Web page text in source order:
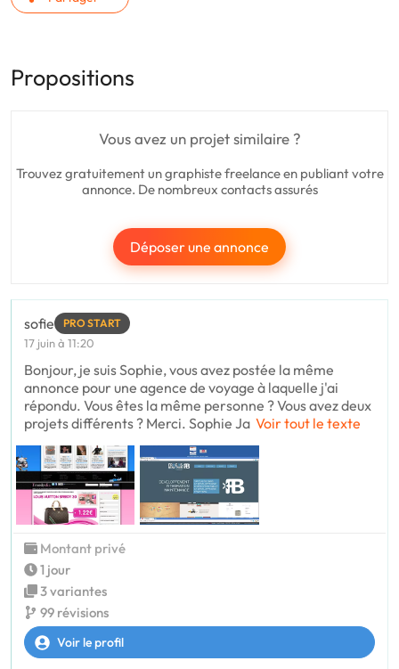
Propositions
Vous avez un projet similaire ?
Trouvez gratuitement un graphiste freelance en publiant votre
annonce. De nombreux contacts assurés
Déposer une annonce
sofie PRO START
17 juin à 11:20
Bonjour, je suis Sophie, vous avez postée la même
annonce pour une agence de voyage à laquelle j'ai
répondu. Vous êtes la même personne ? Vous avez deux
projets différents ? Merci. Sophie Ja Voir tout le texte
Montant privé
1 jour
3 variantes
99 révisions
Voir le profil